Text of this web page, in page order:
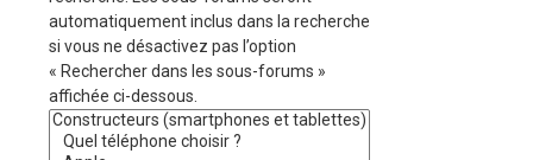
automatiquement inclus dans la recherche
si vous ne désactivez pas l’option
« Rechercher dans les sous-forums »
affichée ci-dessous.